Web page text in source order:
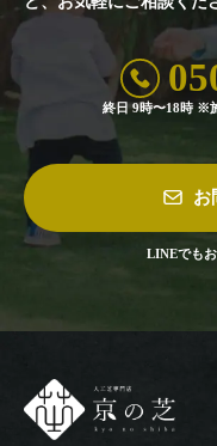
終日 9時〜18時 ※
お
LINEでも